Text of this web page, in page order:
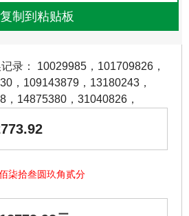
录： 10029985 ， 101709826 ，
， 109143879 ， 13180243 ，
， 14875380 ， 31040826 ，
柒拾叁圆玖角贰分